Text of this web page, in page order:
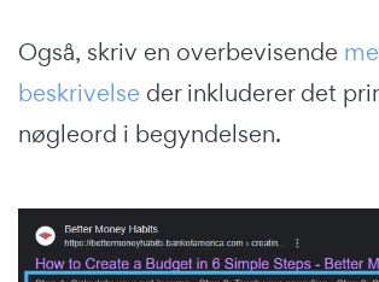
Også, skriv en overbevisende
beskrivelse der inkluderer det
nøgleord i begyndelsen.